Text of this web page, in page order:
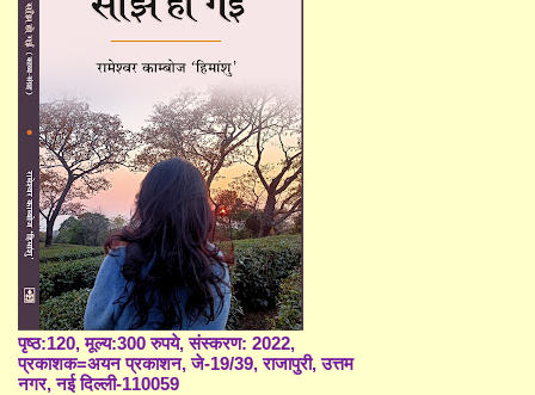
पृष्ठ:120, मूल्य:300 रुपये, संस्करण: 2022,
प्रकाशक=अयन प्रकाशन, जे-19/39, राजापुरी, उत्तम
नगर, नई दिल्ली-110059